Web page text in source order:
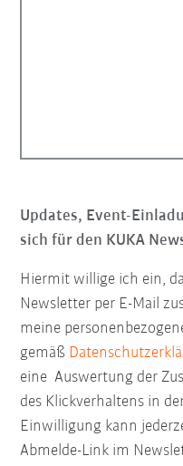
Updates, Event-
sich für den KUKA
Hiermit willige ich ein,
Newsletter per E-Mail
meine
gemäß
eine Auswertung der
des Klickverhaltens in
Einwilligung kann
Abmelde-Link im